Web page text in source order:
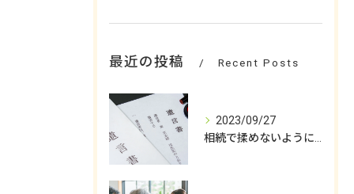
最近の投稿 Recent Posts
2023/09/27